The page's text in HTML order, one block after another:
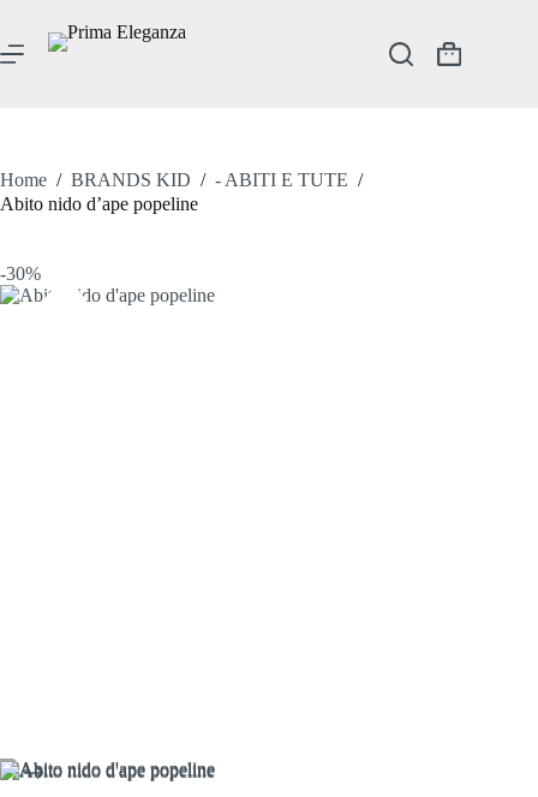
contenuto
Carrello
Home / BRANDS KID / - ABITI E TUTE /
Abito nido d’ape popeline
-30%